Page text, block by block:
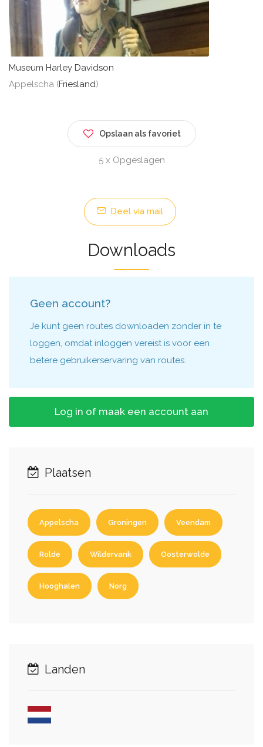
Museum Harley Davidson
Appelscha (Friesland)
Opslaan als favoriet
5 x Opgeslagen
Deel via mail
Downloads
Geen account?
Je kunt geen routes downloaden zonder in te
loggen, omdat inloggen vereist is voor een
betere gebruikerservaring van routes.
Log in of maak een account aan
Plaatsen
Appelscha Groningen Veendam
Rolde Wildervank Oosterwolde
Hooghalen Norg
Landen